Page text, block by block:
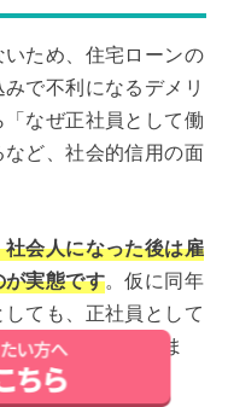
ため、住宅ローンの
で不利になるデメリ
なぜ正社員として働
ど、社会的信用の面
会人になった後は雇
が実態です。仮に同年
ても、正社員として
信用力が高まりま